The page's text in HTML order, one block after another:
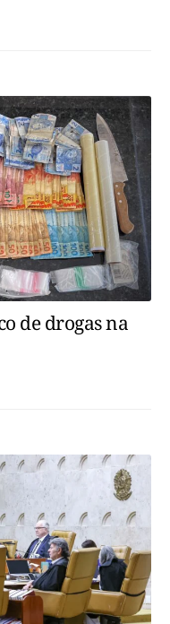
de drogas na